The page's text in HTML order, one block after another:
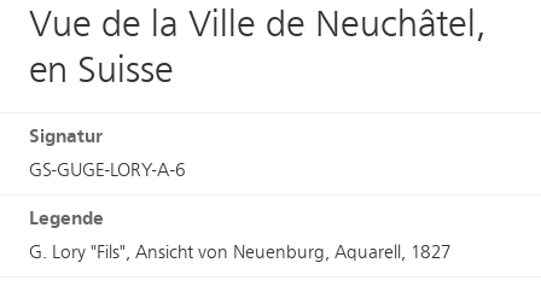
Vue de la Ville de Neuchâtel,
en Suisse
Signatur
GS-GUGE-LORY-A-6
Legende
G. Lory "Fils", Ansicht von Neuenburg, Aquarell, 1827